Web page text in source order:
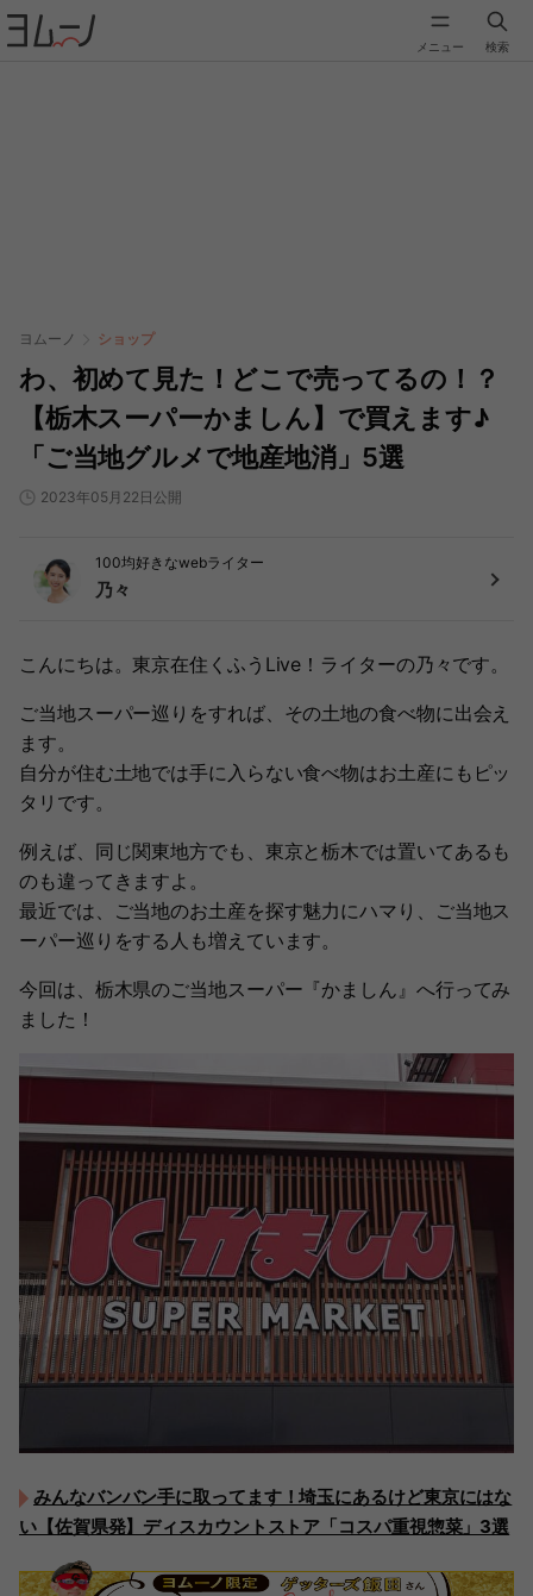
メニュー 検索
ヨムーノ ショップ
わ、初めて見た！どこで売ってるの！？
【栃木スーパーかましん】で買えます♪
「ご当地グルメで地産地消」5選
2023年05月22日公開
100均好きなwebライター
乃々
こんにちは。東京在住くふうLive！ライターの乃々です。
ご当地スーパー巡りをすれば、その土地の食べ物に出会え
ます。
自分が住む土地では手に入らない食べ物はお土産にもピッ
タリです。
例えば、同じ関東地方でも、東京と栃木では置いてあるも
のも違ってきますよ。
最近では、ご当地のお土産を探す魅力にハマり、ご当地ス
ーパー巡りをする人も増えています。
今回は、栃木県のご当地スーパー『かましん』へ行ってみ
ました！
みんなバンバン手に取ってます！埼玉にあるけど東京にはな
い【佐賀県発】ディスカウントストア「コスパ重視惣菜」3選